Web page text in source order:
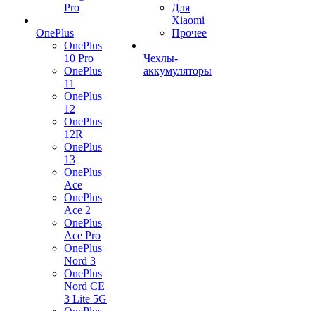
Pro
OnePlus
OnePlus
10 Pro
OnePlus
11
OnePlus
12
OnePlus
12R
OnePlus
13
OnePlus
Ace
OnePlus
Ace 2
OnePlus
Ace Pro
OnePlus
Nord 3
OnePlus
Nord CE
3 Lite 5G
Для
Xiaomi
Прочее
Чехлы-
аккумуляторы